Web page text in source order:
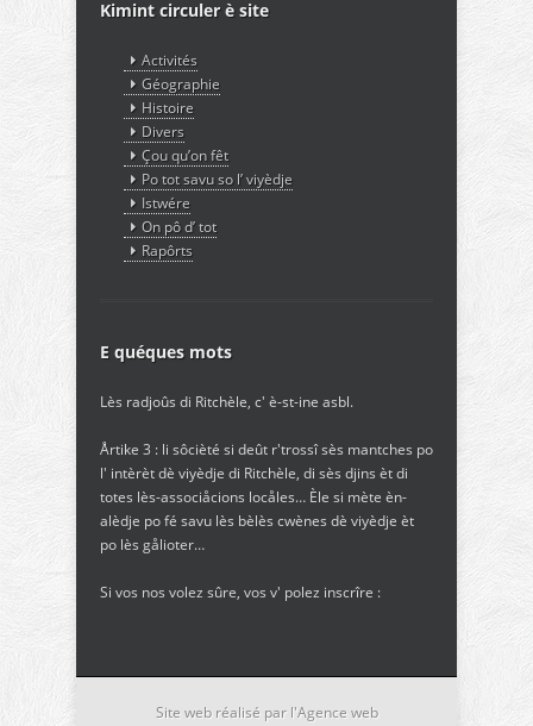
Kimint circuler è site
Activités
Géographie
Histoire
Divers
Çou qu’on fêt
Po tot savu so l’ viyèdje
Istwére
On pô d’ tot
Rapôrts
E quéques mots
Lès radjoûs di Ritchèle, c' è-st-ine asbl.
Årtike 3 : li sôcièté si deût r'trossî sès mantches po
l' intèrèt dè viyèdje di Ritchèle, di sès djins èt di
totes lès-associåcions locåles… Èle si mète èn-
alèdje po fé savu lès bèlès cwènes dè viyèdje èt
po lès gålioter…
Si vos nos volez sûre, vos v' polez inscrîre :
Site web réalisé par l'Agence web